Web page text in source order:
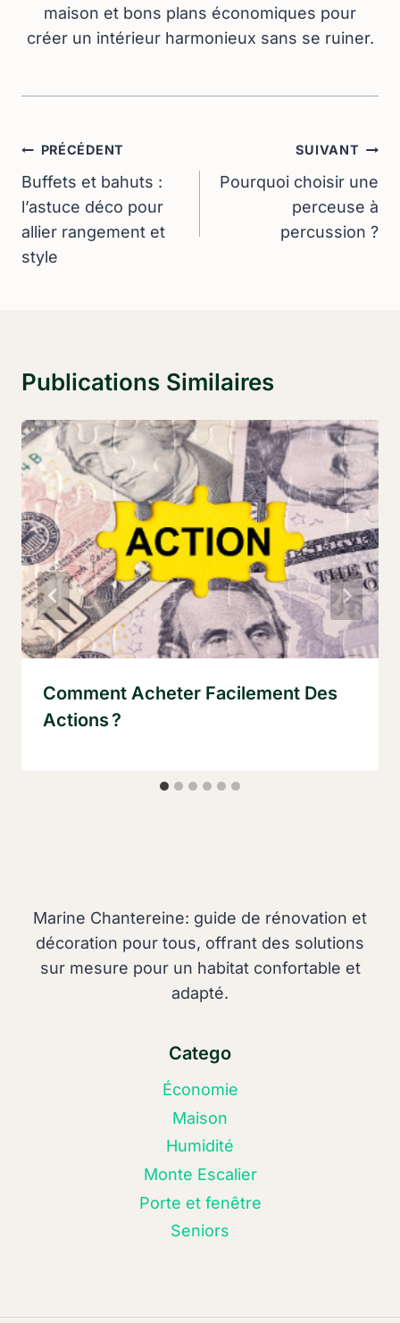
maison et bons plans économiques pour
créer un intérieur harmonieux sans se ruiner.
Navigation
De
L’article
PRÉCÉDENT
Buffets et bahuts :
l’astuce déco pour
allier rangement et
style
SUIVANT
Pourquoi choisir une
perceuse à
percussion ?
Publications Similaires
Comment Acheter Facilement Des
Actions ?
Marine Chantereine: guide de rénovation et
décoration pour tous, offrant des solutions
sur mesure pour un habitat confortable et
adapté.
Catego
Économie
Maison
Humidité
Monte Escalier
Porte et fenêtre
Seniors